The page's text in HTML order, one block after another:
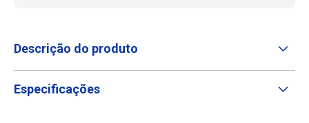
Descrição do produto
Especificações